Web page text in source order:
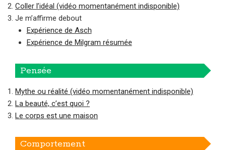
Coller l’idéal (vidéo momentanément indisponible)
Je m’affirme debout
Expérience de Asch
Expérience de Milgram résumée
Pensée
Mythe ou réalité (vidéo momentanément indisponible)
La beauté, c’est quoi ?
Le corps est une maison
Comportement